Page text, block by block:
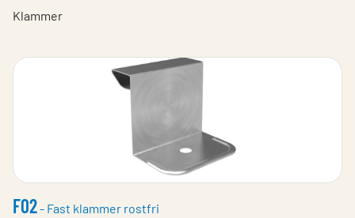
Klammer
F02- Fast klammer rostfri